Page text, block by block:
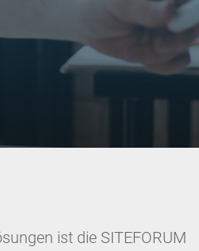
ist die SITEFORUM